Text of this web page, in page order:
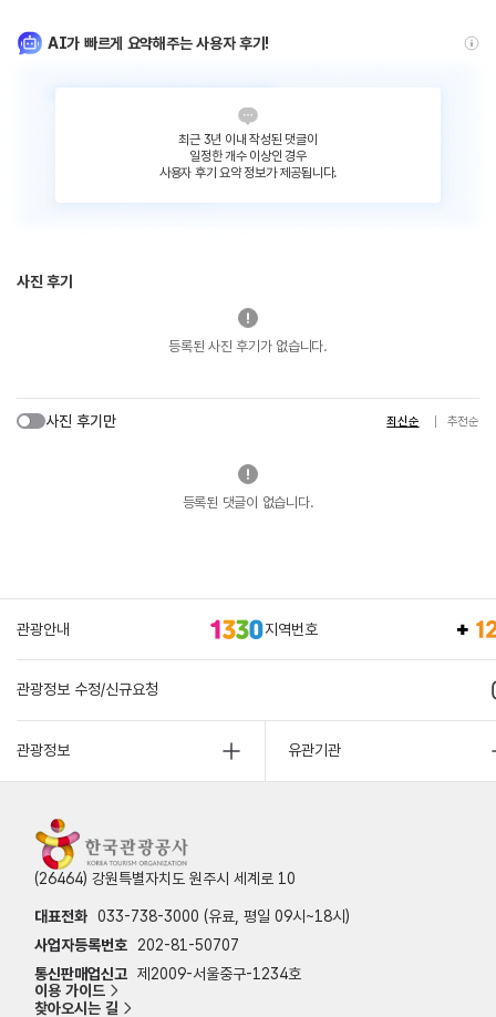
AI가 빠르게 요약해주는 사용자 후기!
최근 3년 이내 작성된 댓글이
일정한 개수 이상인 경우
사용자 후기 요약 정보가 제공됩니다.
사진 후기
등록된 사진 후기가 없습니다.
사진 후기만 최신순 추천순
등록된 댓글이 없습니다.
관광안내 지역번호
관광정보 수정/신규요청
관광정보 유관기관
(26464) 강원특별자치도 원주시 세계로 10
대표전화 033-738-3000 (유료, 평일 09시~18시)
사업자등록번호
202-81-50707
통신판매업신고 제2009-서울중구-1234호
이용 가이드
찾아오시는 길